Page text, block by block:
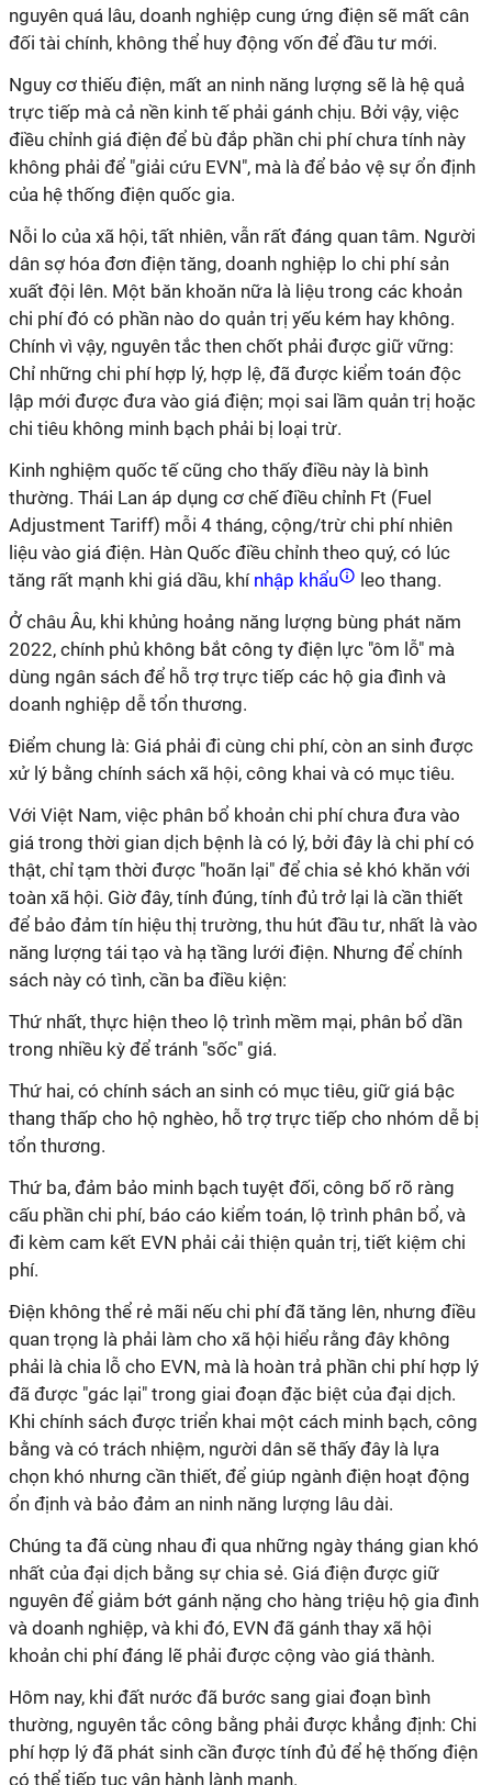
nguyên quá lâu, doanh nghiệp cung ứng điện sẽ mất cân
đối tài chính, không thể huy động vốn để đầu tư mới.
Nguy cơ thiếu điện, mất an ninh năng lượng sẽ là hệ quả
trực tiếp mà cả nền kinh tế phải gánh chịu. Bởi vậy, việc
điều chỉnh giá điện để bù đắp phần chi phí chưa tính này
không phải để "giải cứu EVN", mà là để bảo vệ sự ổn định
của hệ thống điện quốc gia.
Nỗi lo của xã hội, tất nhiên, vẫn rất đáng quan tâm. Người
dân sợ hóa đơn điện tăng, doanh nghiệp lo chi phí sản
xuất đội lên. Một băn khoăn nữa là liệu trong các khoản
chi phí đó có phần nào do quản trị yếu kém hay không.
Chính vì vậy, nguyên tắc then chốt phải được giữ vững:
Chỉ những chi phí hợp lý, hợp lệ, đã được kiểm toán độc
lập mới được đưa vào giá điện; mọi sai lầm quản trị hoặc
chi tiêu không minh bạch phải bị loại trừ.
Kinh nghiệm quốc tế cũng cho thấy điều này là bình
thường. Thái Lan áp dụng cơ chế điều chỉnh Ft (Fuel
Adjustment Tariff) mỗi 4 tháng, cộng/trừ chi phí nhiên
liệu vào giá điện. Hàn Quốc điều chỉnh theo quý, có lúc
tăng rất mạnh khi giá dầu, khínhập khẩu
leo thang.
Ở châu Âu, khi khủng hoảng năng lượng bùng phát năm
2022, chính phủ không bắt công ty điện lực "ôm lỗ" mà
dùng ngân sách để hỗ trợ trực tiếp các hộ gia đình và
doanh nghiệp dễ tổn thương.
Điểm chung là: Giá phải đi cùng chi phí, còn an sinh được
xử lý bằng chính sách xã hội, công khai và có mục tiêu.
Với Việt Nam, việc phân bổ khoản chi phí chưa đưa vào
giá trong thời gian dịch bệnh là có lý, bởi đây là chi phí có
thật, chỉ tạm thời được "hoãn lại" để chia sẻ khó khăn với
toàn xã hội. Giờ đây, tính đúng, tính đủ trở lại là cần thiết
để bảo đảm tín hiệu thị trường, thu hút đầu tư, nhất là vào
năng lượng tái tạo và hạ tầng lưới điện. Nhưng để chính
sách này có tình, cần ba điều kiện:
Thứ nhất, thực hiện theo lộ trình mềm mại, phân bổ dần
trong nhiều kỳ để tránh "sốc" giá.
Thứ hai, có chính sách an sinh có mục tiêu, giữ giá bậc
thang thấp cho hộ nghèo, hỗ trợ trực tiếp cho nhóm dễ bị
tổn thương.
Thứ ba, đảm bảo minh bạch tuyệt đối, công bố rõ ràng
cấu phần chi phí, báo cáo kiểm toán, lộ trình phân bổ, và
đi kèm cam kết EVN phải cải thiện quản trị, tiết kiệm chi
phí.
Điện không thể rẻ mãi nếu chi phí đã tăng lên, nhưng điều
quan trọng là phải làm cho xã hội hiểu rằng đây không
phải là chia lỗ cho EVN, mà là hoàn trả phần chi phí hợp lý
đã được "gác lại" trong giai đoạn đặc biệt của đại dịch.
Khi chính sách được triển khai một cách minh bạch, công
bằng và có trách nhiệm, người dân sẽ thấy đây là lựa
chọn khó nhưng cần thiết, để giúp ngành điện hoạt động
ổn định và bảo đảm an ninh năng lượng lâu dài.
Chúng ta đã cùng nhau đi qua những ngày tháng gian khó
nhất của đại dịch bằng sự chia sẻ. Giá điện được giữ
nguyên để giảm bớt gánh nặng cho hàng triệu hộ gia đình
và doanh nghiệp, và khi đó, EVN đã gánh thay xã hội
khoản chi phí đáng lẽ phải được cộng vào giá thành.
Hôm nay, khi đất nước đã bước sang giai đoạn bình
thường, nguyên tắc công bằng phải được khẳng định: Chi
phí hợp lý đã phát sinh cần được tính đủ để hệ thống điện
có thể tiếp tục vận hành lành mạnh.